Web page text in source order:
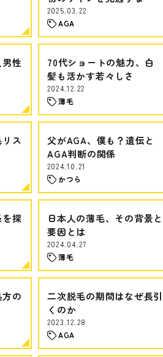
2025.03.22
AGA
性
70代ショートの魅力、白
髪も活かす若々しさ
2024.12.22
薄毛
ス
父がAGA、僕も？遺伝と
AGA判断の関係
2024.10.21
かつら
探
日本人の薄毛、その背景と
要因とは
2024.04.27
薄毛
の
二次脱毛の期間はなぜ長引
くのか
2023.12.28
AGA